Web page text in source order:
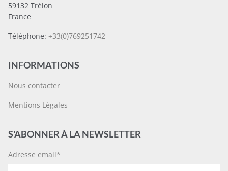
59132 Trélon
France
Téléphone: +33(0)769251742
INFORMATIONS
Nous contacter
Mentions Légales
S'ABONNER À LA NEWSLETTER
Adresse email*